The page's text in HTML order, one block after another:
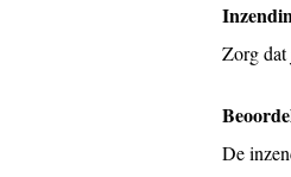
Zorg
De